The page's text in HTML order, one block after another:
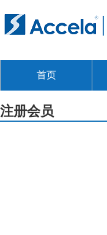
首页
注册会员